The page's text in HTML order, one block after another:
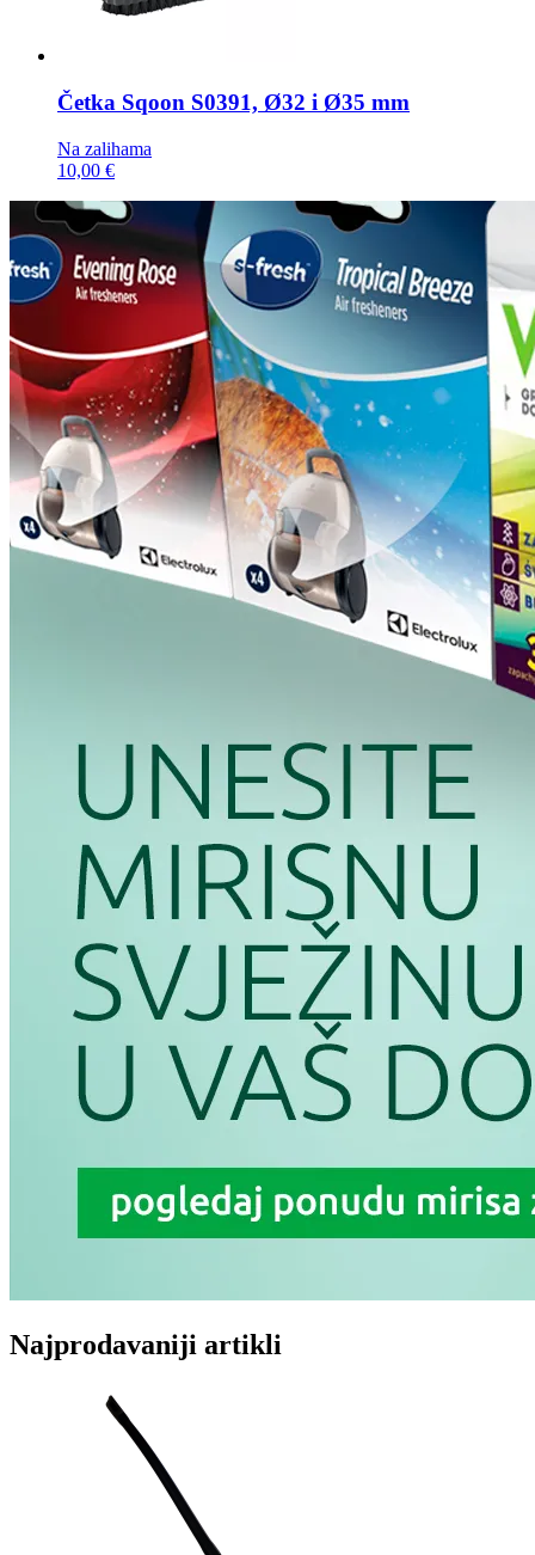
Četka Sqoon S0391, Ø32 i Ø35 mm
Na zalihama
10,00 €
Najprodavaniji artikli